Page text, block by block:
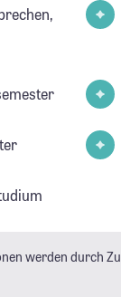
werden durch